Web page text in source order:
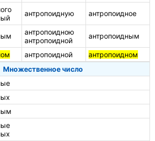
антропоидную антропоидное
антропоидною
антропоидной
антропоидным
антропоидной
антропоидном
Множественное число